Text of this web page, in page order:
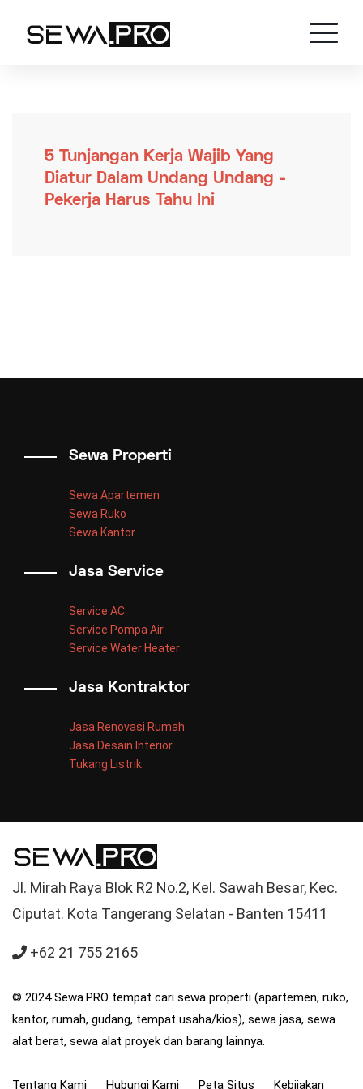
5 Tunjangan Kerja Wajib Yang
Diatur Dalam Undang Undang -
Pekerja Harus Tahu Ini
Sewa Properti
Sewa Apartemen
Sewa Ruko
Sewa Kantor
Jasa Service
Service AC
Service Pompa Air
Service Water Heater
Jasa Kontraktor
Jasa Renovasi Rumah
Jasa Desain Interior
Tukang Listrik
Jl. Mirah Raya Blok R2 No.2, Kel. Sawah Besar, Kec.
Ciputat. Kota Tangerang Selatan - Banten 15411
+62 21 755 2165
© 2024 Sewa.PRO tempat cari sewa properti (apartemen, ruko,
kantor, rumah, gudang, tempat usaha/kios), sewa jasa, sewa
alat berat, sewa alat proyek dan barang lainnya.
Tentang Kami Hubungi Kami Peta Situs Kebijakan